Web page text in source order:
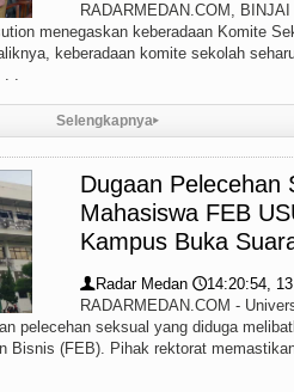
RADARMEDAN.COM,
menegaskan keberadaan Komite
keberadaan komite sekolah
. .
Selengkapnya▸
Dugaan Pelecehan
Mahasiswa FEB
Kampus Buka
👤 Radar Medan 🕔14:20:54,
RADARMEDAN.COM -
pelecehan seksual yang diduga
Bisnis (FEB). Pihak rektorat